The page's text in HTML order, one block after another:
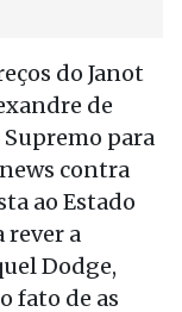
do Janot
de
para
contra
ao Estado
rever a
Dodge,
fato de as